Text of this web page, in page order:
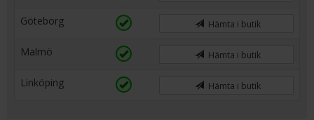
Göteborg Hämta i butik
Malmö Hämta i butik
Linköping Hämta i butik